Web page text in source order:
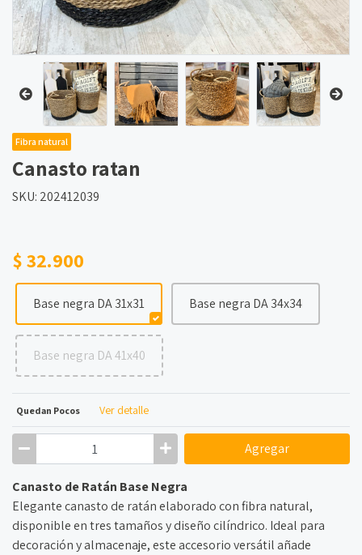
Fibra natural
Canasto ratan
SKU: 202412039
$ 32.900
Base negra DA 31x31 Base negra DA 34x34
Base negra DA 41x40
Quedan Pocos Ver detalle
Agregar
Canasto de Ratán Base Negra
Elegante canasto de ratán elaborado con fibra natural,
disponible en tres tamaños y diseño cilíndrico. Ideal para
decoración y almacenaje, este accesorio versátil añade